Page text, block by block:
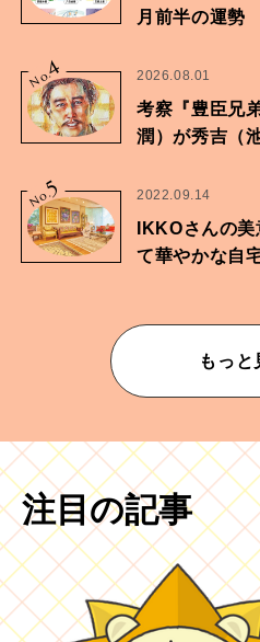
月前半の運勢
No.
4 2026.08.01
考察『豊臣兄
潤）が秀吉（
No.
5 2022.09.14
IKKOさんの
て華やかな自
もっと
注目の記事